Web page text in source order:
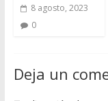
8 agosto, 2023
0
Deja un